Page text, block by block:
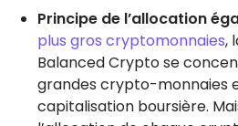
Principe de l’allocation
plus gros cryptomonnaies,
Balanced Crypto se
grandes crypto-monnaies
capitalisation boursière.